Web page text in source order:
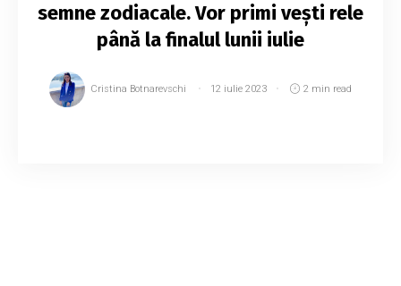
semne zodiacale. Vor primi vești rele
până la finalul lunii iulie
Cristina Botnarevschi 12 iulie 2023 2 min read